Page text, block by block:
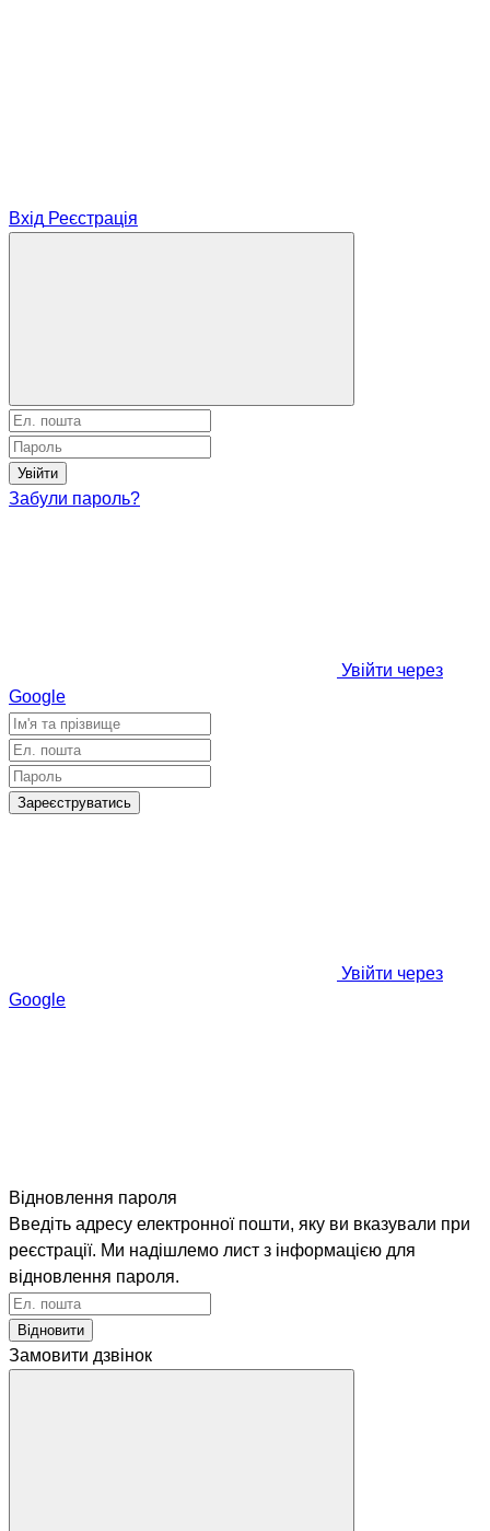
Вхід Реєстрація
Увійти
Забули пароль?
Увійти через
Google
Зареєструватись
Увійти через
Google
Відновлення пароля
Введіть адресу електронної пошти, яку ви вказували при
реєстрації. Ми надішлемо лист з інформацією для
відновлення пароля.
Відновити
Замовити дзвінок